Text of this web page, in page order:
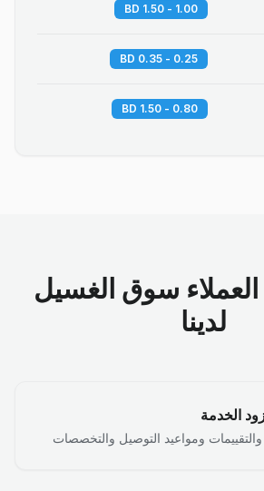
1.00 - 1.50 BD
0.25 - 0.35 BD
0.80 - 1.50 BD
العملاء سوق الغسيل
لدينا
الخدمة
ومواعيد التوصيل والتخصصات